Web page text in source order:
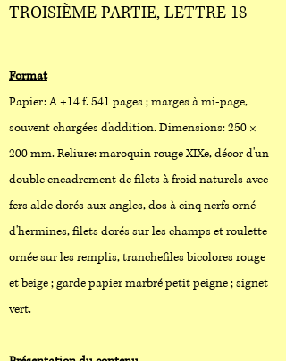
TROISIÈME PARTIE, LETTRE 18
Format
Papier: A +14 f. 541 pages ; marges à mi-page,
souvent chargées d'addition. Dimensions: 250 ×
200 mm. Reliure: maroquin rouge XIXe, décor d'un
double encadrement de filets à froid naturels avec
fers alde dorés aux angles, dos à cinq nerfs orné
d'hermines, filets dorés sur les champs et roulette
ornée sur les remplis, tranchefiles bicolores rouge
et beige ; garde papier marbré petit peigne ; signet
vert.